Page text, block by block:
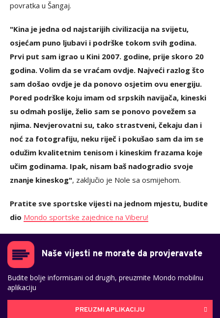
povratka u Šangaj.
"Kina je jedna od najstarijih civilizacija na svijetu,
osjećam puno ljubavi i podrške tokom svih godina.
Prvi put sam igrao u Kini 2007. godine, prije skoro 20
godina. Volim da se vraćam ovdje. Najveći razlog što
sam došao ovdje je da ponovo osjetim ovu energiju.
Pored podrške koju imam od srpskih navijača, kineski
su odmah poslije, želio sam se ponovo povežem sa
njima. Nevjerovatni su, tako strastveni, čekaju dan i
noć za fotografiju, neku riječ i pokušao sam da im se
odužim kvalitetnim tenisom i kineskim frazama koje
učim godinama. Ipak, nisam baš nadogradio svoje
znanje kineskog", zaključio je Nole sa osmijehom.
Pratite sve sportske vijesti na jednom mjestu, budite
dio Mondo sportske zajednice na Viberu!
Naše vijesti ne morate da provjeravate
Budite bolje informisani od drugih, preuzmite Mondo mobilnu
aplikaciju
PREUZMI APLIKACIJU